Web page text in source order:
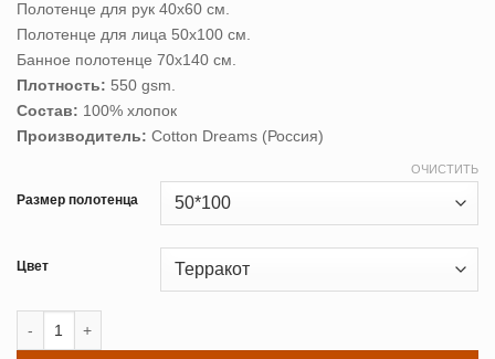
399 ₽
–
1,499 ₽
Полотенце для рук 40х60 см.
Полотенце для лица 50х100 см.
Банное полотенце 70х140 см.
Плотность: 550 gsm.
Состав: 100% хлопок
Производитель: Cotton Dreams (Россия)
Размер полотенца
Цвет
ОЧИСТИТЬ